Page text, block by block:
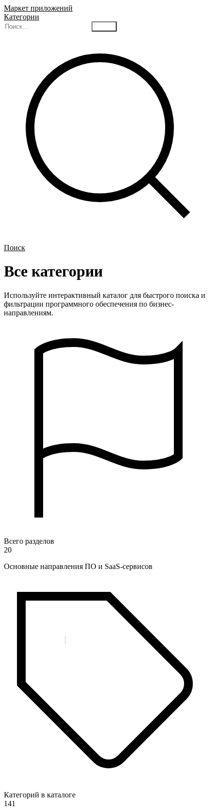
Маркет приложений
Категории
Поиск
Все категории
Используйте интерактивный каталог для быстрого поиска и
фильтрации программного обеспечения по бизнес-
направлениям.
Всего разделов
20
Основные направления ПО и SaaS-сервисов
Категорий в каталоге
141